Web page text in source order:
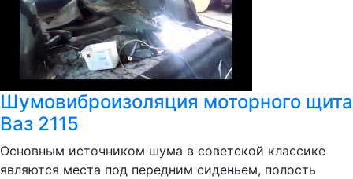
Шумовиброизоляция моторного щита
Ваз 2115
Основным источником шума в советской классике
являются места под передним сиденьем, полость